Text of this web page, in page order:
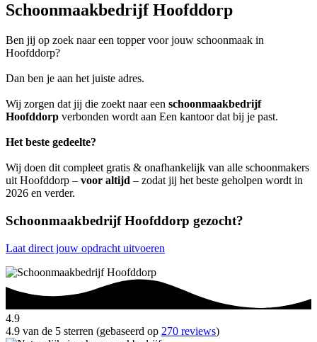
Schoonmaakbedrijf Hoofddorp
Ben jij op zoek naar een topper voor jouw schoonmaak in
Hoofddorp?
Dan ben je aan het juiste adres.
Wij zorgen dat jij die zoekt naar een schoonmaakbedrijf
Hoofddorp verbonden wordt aan Een kantoor dat bij je past.
Het beste gedeelte?
Wij doen dit compleet gratis & onafhankelijk van alle schoonmakers
uit Hoofddorp – voor altijd – zodat jij het beste geholpen wordt in
2026 en verder.
Schoonmaakbedrijf Hoofddorp gezocht?
Laat direct jouw opdracht uitvoeren
4.9
4.9 van de 5 sterren (gebaseerd op 270 reviews)